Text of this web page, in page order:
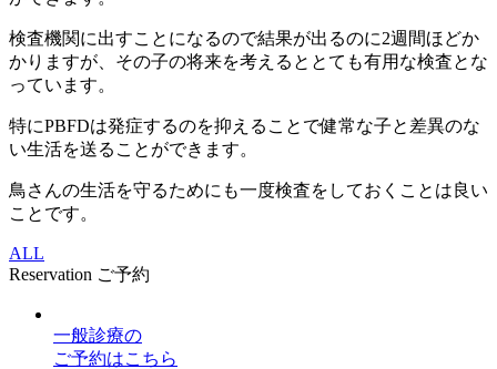
検査機関に出すことになるので結果が出るのに2週間ほどか
かりますが、その子の将来を考えるととても有用な検査とな
っています。
特にPBFDは発症するのを抑えることで健常な子と差異のな
い生活を送ることができます。
鳥さんの生活を守るためにも一度検査をしておくことは良い
ことです。
ALL
Reservation ご予約
一般診療の
ご予約はこちら